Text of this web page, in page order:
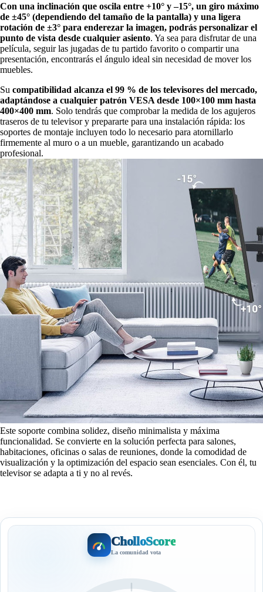
Con una inclinación que oscila entre +10° y –15°, un giro máximo
de ±45° (dependiendo del tamaño de la pantalla) y una ligera
rotación de ±3° para enderezar la imagen, podrás personalizar el
punto de vista desde cualquier asiento. Ya sea para disfrutar de una
película, seguir las jugadas de tu partido favorito o compartir una
presentación, encontrarás el ángulo ideal sin necesidad de mover los
muebles.
Su compatibilidad alcanza el 99 % de los televisores del mercado,
adaptándose a cualquier patrón VESA desde 100×100 mm hasta
400×400 mm. Solo tendrás que comprobar la medida de los agujeros
traseros de tu televisor y prepararte para una instalación rápida: los
soportes de montaje incluyen todo lo necesario para atornillarlo
firmemente al muro o a un mueble, garantizando un acabado
profesional.
Este soporte combina solidez, diseño minimalista y máxima
funcionalidad. Se convierte en la solución perfecta para salones,
habitaciones, oficinas o salas de reuniones, donde la comodidad de
visualización y la optimización del espacio sean esenciales. Con él, tu
televisor se adapta a ti y no al revés.
CholloScore
La comunidad vota